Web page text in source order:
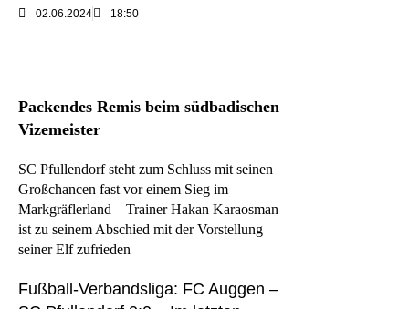
02.06.2024 18:50
Packendes Remis beim südbadischen
Vizemeister
SC Pfullendorf steht zum Schluss mit seinen
Großchancen fast vor einem Sieg im
Markgräflerland – Trainer Hakan Karaosman
ist zu seinem Abschied mit der Vorstellung
seiner Elf zufrieden
Fußball-Verbandsliga: FC Auggen –